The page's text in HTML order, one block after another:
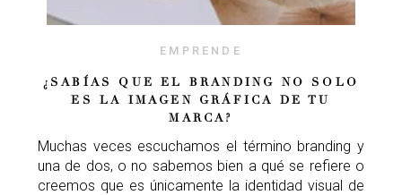
EMPRENDE
¿SABÍAS QUE EL BRANDING NO SOLO
ES LA IMAGEN GRÁFICA DE TU
MARCA?
Muchas veces escuchamos el término branding y
una de dos, o no sabemos bien a qué se refiere o
creemos que es únicamente la identidad visual de